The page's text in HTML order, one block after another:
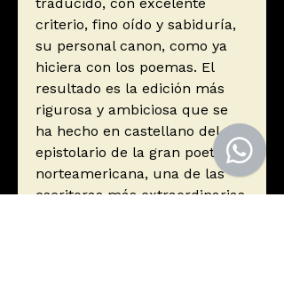
traducido, con excelente
criterio, fino oído y sabiduría,
su personal canon, como ya
hiciera con los poemas. El
resultado es la edición más
rigurosa y ambiciosa que se
ha hecho en castellano del
epistolario de la gran poeta
norteamericana, una de las
escritoras más extraordinarias